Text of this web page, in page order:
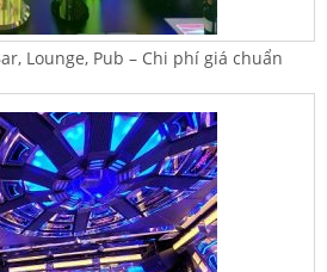
Lounge, Pub – Chi phí giá chuẩn